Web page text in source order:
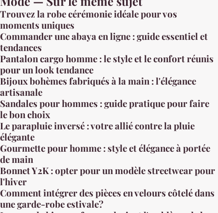
Trouvez la robe cérémonie idéale pour vos
moments uniques
Commander une abaya en ligne : guide essentiel et
tendances
Pantalon cargo homme : le style et le confort réunis
pour un look tendance
Bijoux bohèmes fabriqués à la main : l'élégance
artisanale
Sandales pour hommes : guide pratique pour faire
le bon choix
Le parapluie inversé : votre allié contre la pluie
élégante
Gourmette pour homme : style et élégance à portée
de main
Bonnet Y2K : opter pour un modèle streetwear pour
l'hiver
Comment intégrer des pièces en velours côtelé dans
une garde-robe estivale?